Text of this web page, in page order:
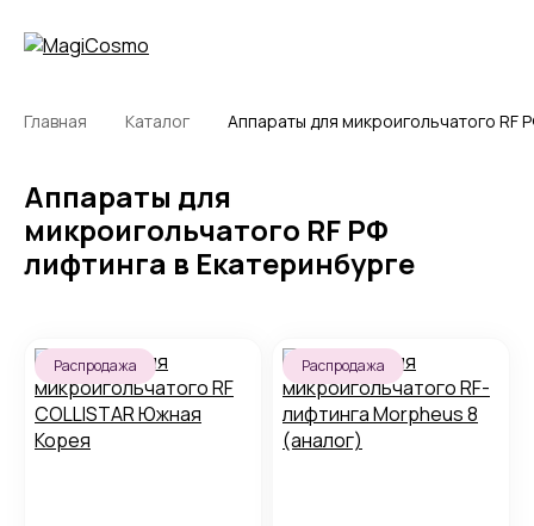
Главная Каталог Аппараты для микроигольчатого RF
Аппараты для
микроигольчатого RF РФ
лифтинга в Екатеринбурге
Распродажа Распродажа